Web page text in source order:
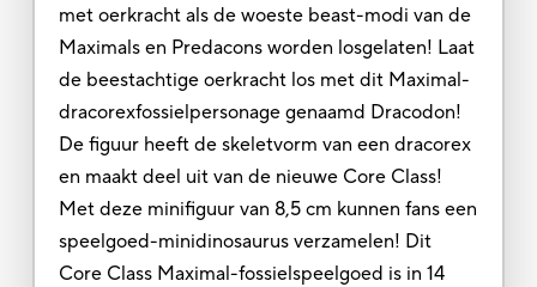
met oerkracht als de woeste beast-modi van de
Maximals en Predacons worden losgelaten! Laat
de beestachtige oerkracht los met dit Maximal-
dracorexfossielpersonage genaamd Dracodon!
De figuur heeft de skeletvorm van een dracorex
en maakt deel uit van de nieuwe Core Class!
Met deze minifiguur van 8,5 cm kunnen fans een
speelgoed-minidinosaurus verzamelen! Dit
Core Class Maximal-fossielspeelgoed is in 14